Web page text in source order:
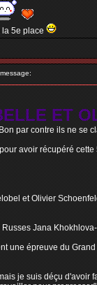
la 5e place
ET
par contre ils ne se
avoir récupéré
et Olivier
Jana
une épreuve du
je suis déçu